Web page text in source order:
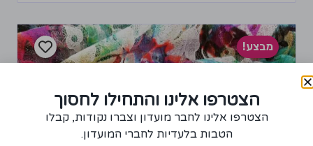
מבצע!
הצטרפו אלינו והתחילו לחסוך
הצטרפו אלינו לחבר מועדון וצברו נקודות, קבלו
הטבות בלעדיות לחברי המועדון.